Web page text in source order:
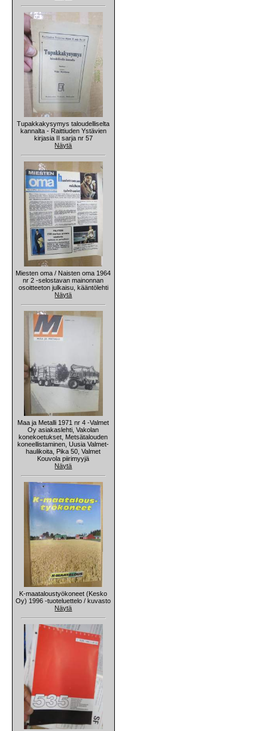
Tupakkakysymys taloudelliselta
kannalta - Raittiuden Ystävien
kirjasia II sarja nr 57
Näytä
Miesten oma / Naisten oma 1964
nr 2 -selostavan mainonnan
osoitteeton julkaisu, kääntölehti
Näytä
Maa ja Metalli 1971 nr 4 -Valmet
Oy asiakaslehti, Vakolan
konekoetukset, Metsätalouden
koneellistaminen, Uusia Valmet-
haulikoita, Pika 50, Valmet
Kouvola piirimyyjä
Näytä
K-maataloustyökoneet (Kesko
Oy) 1996 -tuoteluettelo / kuvasto
Näytä